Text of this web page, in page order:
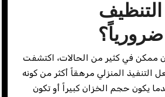
ضرورياً؟
ممكن في كثير من الحالات، اكتشفت
المنزلي مرهقاً أكثر من كونه
يكون حجم الخزان كبيراً أو تكون